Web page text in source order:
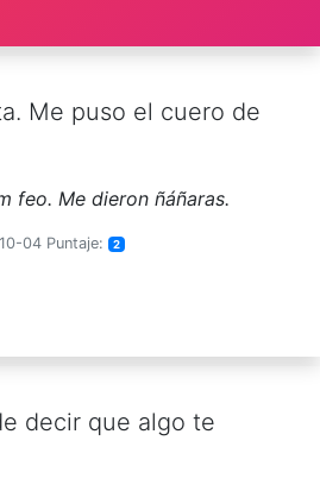
Me puso el cuero de
feo. Me dieron ñáñaras.
04 Puntaje: 2
decir que algo te